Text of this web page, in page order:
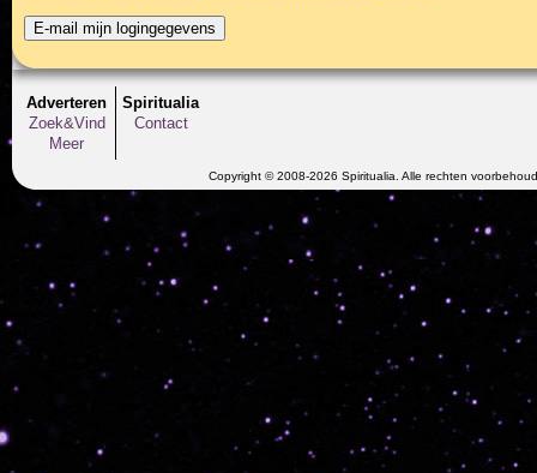
Adverteren
Zoek&Vind
Meer
Spiritualia
Contact
Copyright © 2008-2026 Spiritualia. Alle rechten